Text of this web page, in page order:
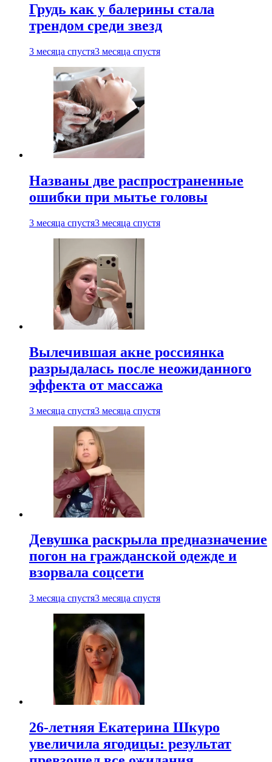
Грудь как у балерины стала
трендом среди звезд
3 месяца спустя3 месяца спустя
Названы две распространенные
ошибки при мытье головы
3 месяца спустя3 месяца спустя
Вылечившая акне россиянка
разрыдалась после неожиданного
эффекта от массажа
3 месяца спустя3 месяца спустя
Девушка раскрыла предназначение
погон на гражданской одежде и
взорвала соцсети
3 месяца спустя3 месяца спустя
26-летняя Екатерина Шкуро
увеличила ягодицы: результат